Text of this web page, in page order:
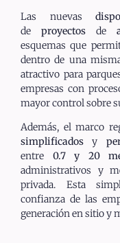
Las nuevas
de proyectos de
esquemas que
dentro de una
atractivo para
empresas con
mayor control sobre
Además, el marco
simplificados y
entre 0.7 y 20
administrativos y
privada. Esta
confianza de las
generación en sitio y